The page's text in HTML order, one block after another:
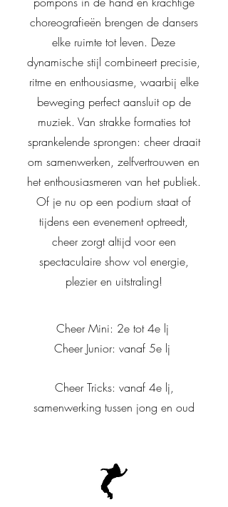
choreografieën brengen de dansers
elke ruimte tot leven. Deze
dynamische stijl combineert precisie,
ritme en enthousiasme, waarbij elke
beweging perfect aansluit op de
muziek. Van strakke formaties tot
sprankelende sprongen: cheer draait
om samenwerken, zelfvertrouwen en
het enthousiasmeren van het publiek.
Of je nu op een podium staat of
tijdens een evenement optreedt,
cheer zorgt altijd voor een
spectaculaire show vol energie,
plezier en uitstraling!
Cheer Mini: 2e tot 4e lj
Cheer Junior: vanaf 5e lj
Cheer Tricks: vanaf 4e lj,
samenwerking tussen jong en oud